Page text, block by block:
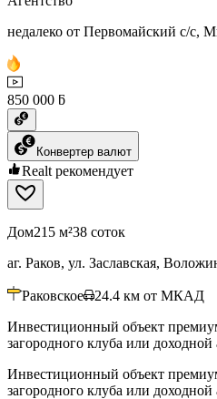
недалеко от Первомайский с/с,
850 000 ƃ
Конвертер валют
Realt рекомендует
Дом215 м²38 соток
аг. Раков, ул. Заславская,
Раковское 24.4 км от МКАД
Инвестиционный объект
загородного клуба или
Инвестиционный объект
загородного клуба или